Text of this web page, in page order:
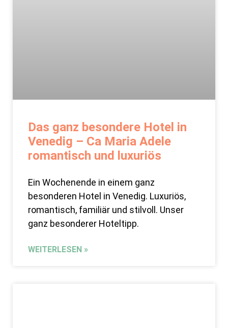
Das ganz besondere Hotel in
Venedig – Ca Maria Adele
romantisch und luxuriös
Ein Wochenende in einem ganz
besonderen Hotel in Venedig. Luxuriös,
romantisch, familiär und stilvoll. Unser
ganz besonderer Hoteltipp.
WEITERLESEN »